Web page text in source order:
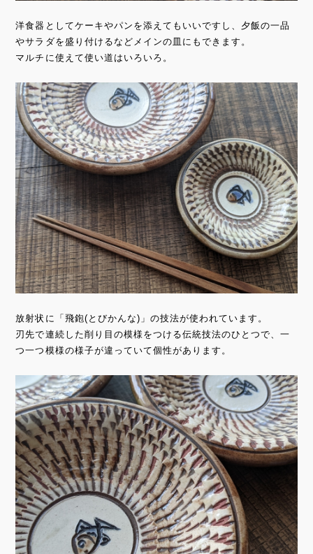
洋食器としてケーキやパンを添えてもいいですし、夕飯の一品
やサラダを盛り付けるなどメインの皿にもできます。
マルチに使えて使い道はいろいろ。
放射状に「飛鉋(とびかんな)」の技法が使われています。
刃先で連続した削り目の模様をつける伝統技法のひとつで、一
つ一つ模様の様子が違っていて個性があります。